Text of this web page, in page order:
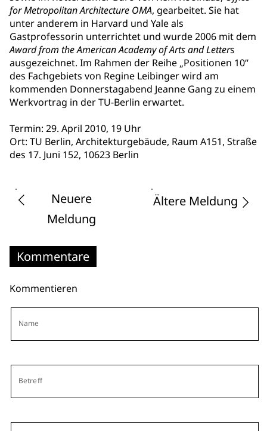
for Metropolitan Architecture OMA, gearbeitet. Sie hat
unter anderem in Harvard und Yale als
Gastprofessorin unterrichtet und wurde 2006 mit dem
Award from the American Academy of Arts and Letters
ausgezeichnet. Im Rahmen der Reihe „Positionen 10“
des Fachgebiets von Regine Leibinger wird am
kommenden Donnerstagabend Jeanne Gang zu einem
Werkvortrag in der TU-Berlin erwartet.
Termin: 29. April 2010, 19 Uhr
Ort: TU Berlin, Architekturgebäude, Raum A151, Straße
des 17. Juni 152, 10623 Berlin
Neuere
Meldung
Ältere Meldung
Kommentare
Kommentieren
Name
Betreff